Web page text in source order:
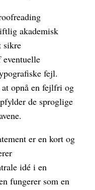
akademisk
sikre
fejl.
opnå en fejlfri og
de sproglige
er en kort og
idé i en
fungerer som en